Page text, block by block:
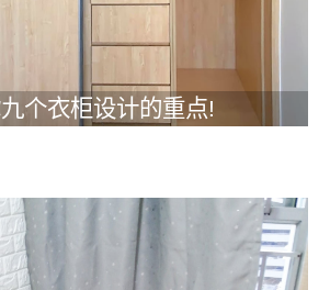
个衣柜设计的重点!